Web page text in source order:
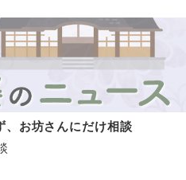
、お坊さんにだけ相談